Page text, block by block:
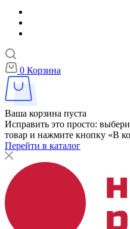
0 Корзина
Ваша корзина пуста
Исправить это просто:
товар и нажмите кнопку «В
Перейти в каталог